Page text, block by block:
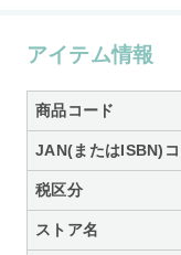
アイテム情報
商品コード
JAN(またはISBN)コ
税区分
ストア名